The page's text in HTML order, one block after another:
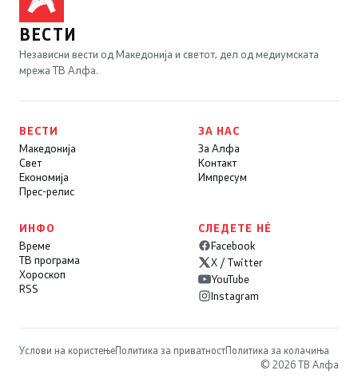
ВЕСТИ
Независни вести од Македонија и светот, дел од медиумската
мрежа ТВ Алфа.
ВЕСТИ
Македонија
Свет
Економија
Прес-релис
ЗА НАС
За Алфа
Контакт
Импресум
ИНФО
Време
ТВ програма
Хороскоп
RSS
СЛЕДЕТЕ НÉ
Facebook
X / Twitter
YouTube
Instagram
Услови на користењеПолитика за приватностПолитика за колачиња
© 2026 ТВ Алфа